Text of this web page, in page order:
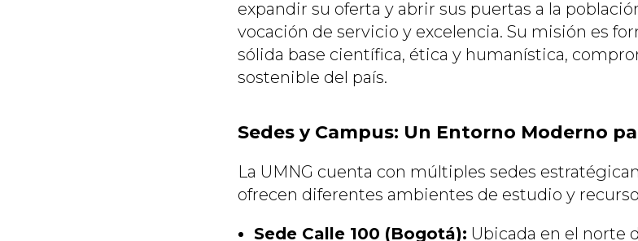
expandir su oferta y abrir sus puertas a la
vocación de servicio y excelencia. Su misión es
sólida base científica, ética y humanística,
sostenible del país.
Sedes y Campus: Un Entorno Moderno
La UMNG cuenta con múltiples sedes
ofrecen diferentes ambientes de estudio y
Sede Calle 100 (Bogotá): Ubicada en el norte